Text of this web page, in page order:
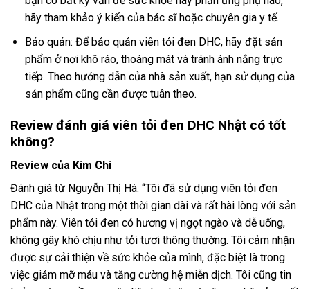
hãy tham khảo ý kiến của bác sĩ hoặc chuyên gia y tế.
Bảo quản: Để bảo quản viên tỏi đen DHC, hãy đặt sản
phẩm ở nơi khô ráo, thoáng mát và tránh ánh nắng trực
tiếp. Theo hướng dẫn của nhà sản xuất, hạn sử dụng của
sản phẩm cũng cần được tuân theo.
Review đánh giá viên tỏi đen DHC Nhật có tốt
không?
Review của Kim Chi
Đánh giá từ Nguyễn Thị Hà: “Tôi đã sử dụng viên tỏi đen
DHC của Nhật trong một thời gian dài và rất hài lòng với sản
phẩm này. Viên tỏi đen có hương vị ngọt ngào và dễ uống,
không gây khó chịu như tỏi tươi thông thường. Tôi cảm nhận
được sự cải thiện về sức khỏe của mình, đặc biệt là trong
việc giảm mỡ máu và tăng cường hệ miễn dịch. Tôi cũng tin